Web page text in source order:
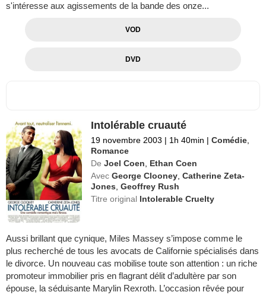
s'intéresse aux agissements de la bande des onze...
VOD
DVD
Intolérable cruauté
19 novembre 2003 | 1h 40min | Comédie
Romance
De Joel Coen
Ethan Coen
Avec George Clooney ,Catherine Zeta-
Jones ,Geoffrey Rush
Titre original Intolerable Cruelty
Aussi brillant que cynique, Miles Massey s’impose comme le
plus recherché de tous les avocats de Californie spécialisés dans
le divorce. Un nouveau cas mobilise toute son attention : un riche
promoteur immobilier pris en flagrant délit d’adultère par son
épouse, la séduisante Marylin Rexroth. L’occasion rêvée pour